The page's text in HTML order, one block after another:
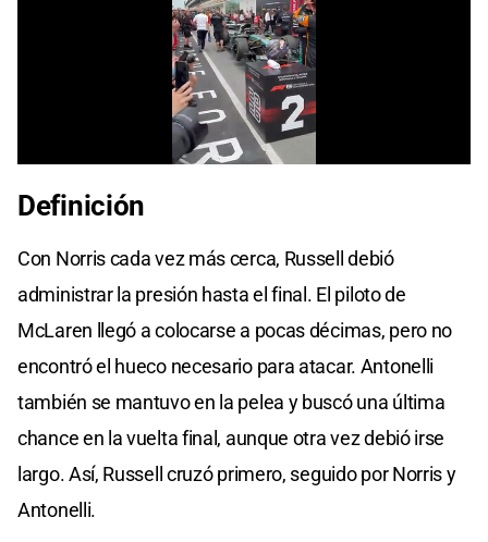
of
Definición
Con Norris cada vez más cerca, Russell debió
administrar la presión hasta el final. El piloto de
McLaren llegó a colocarse a pocas décimas, pero no
encontró el hueco necesario para atacar. Antonelli
también se mantuvo en la pelea y buscó una última
chance en la vuelta final, aunque otra vez debió irse
largo. Así, Russell cruzó primero, seguido por Norris y
Antonelli.